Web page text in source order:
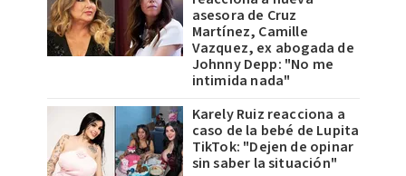
asesora de Cruz
Martínez, Camille
Vazquez, ex abogada de
Johnny Depp: "No me
intimida nada"
Karely Ruiz reacciona a
caso de la bebé de Lupita
TikTok: "Dejen de opinar
sin saber la situación"